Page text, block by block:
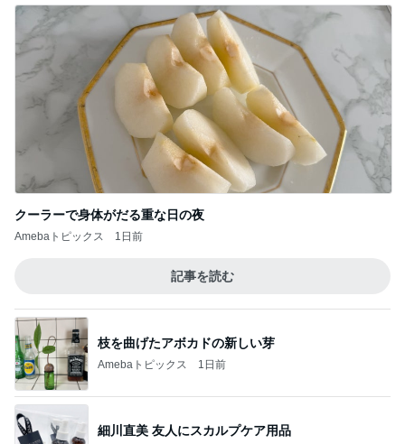
クーラーで身体がだる重な日の夜
Amebaトピックス 1日前
記事を読む
枝を曲げたアボカドの新しい芽
Amebaトピックス 1日前
細川直美 友人にスカルプケア用品